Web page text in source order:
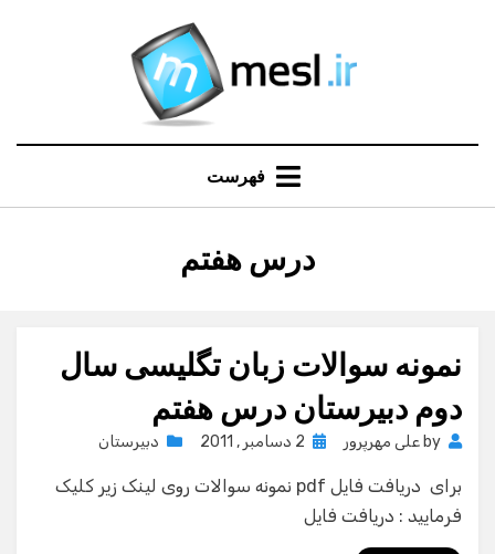
فهرست
برچسب
:
درس هفتم
نمونه سوالات زبان تگلیسی سال
دوم دبیرستان درس هفتم
by علی مهرپرور
Posted
2 دسامبر , 2011 دبیرستان
برای دریافت فایل pdf نمونه سوالات روی لینک زیر کلیک
فرمایید : دریافت فایل